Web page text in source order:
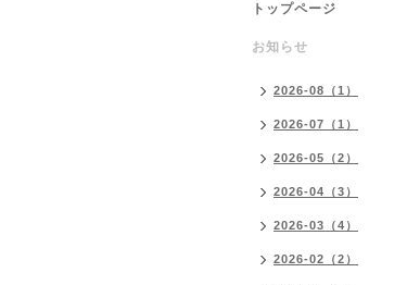
トップページ
お知らせ
2026-08（1）
2026-07（1）
2026-05（2）
2026-04（3）
2026-03（4）
2026-02（2）